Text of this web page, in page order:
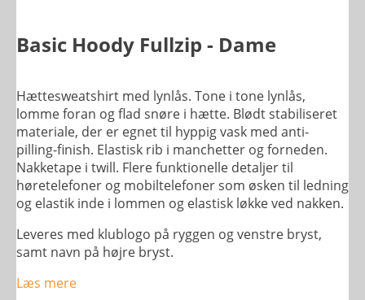
Basic Hoody Fullzip - Dame
Hættesweatshirt med lynlås. Tone i tone lynlås,
lomme foran og flad snøre i hætte. Blødt stabiliseret
materiale, der er egnet til hyppig vask med anti-
pilling-finish. Elastisk rib i manchetter og forneden.
Nakketape i twill. Flere funktionelle detaljer til
høretelefoner og mobiltelefoner som øsken til ledning
og elastik inde i lommen og elastisk løkke ved nakken.
Leveres med klublogo på ryggen og venstre bryst,
samt navn på højre bryst.
Læs mere